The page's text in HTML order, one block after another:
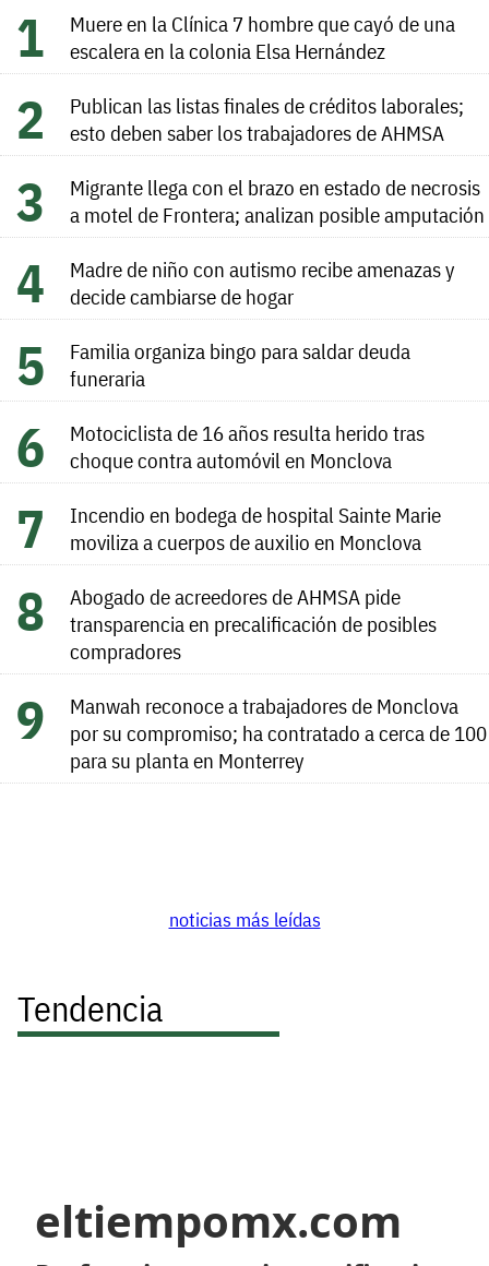
Muere en la Clínica 7 hombre que cayó de una
escalera en la colonia Elsa Hernández
Publican las listas finales de créditos laborales;
esto deben saber los trabajadores de AHMSA
Migrante llega con el brazo en estado de necrosis
a motel de Frontera; analizan posible amputación
Madre de niño con autismo recibe amenazas y
decide cambiarse de hogar
Familia organiza bingo para saldar deuda
funeraria
Motociclista de 16 años resulta herido tras
choque contra automóvil en Monclova
Incendio en bodega de hospital Sainte Marie
moviliza a cuerpos de auxilio en Monclova
Abogado de acreedores de AHMSA pide
transparencia en precalificación de posibles
compradores
Manwah reconoce a trabajadores de Monclova
por su compromiso; ha contratado a cerca de 100
para su planta en Monterrey
noticias más leídas
Tendencia